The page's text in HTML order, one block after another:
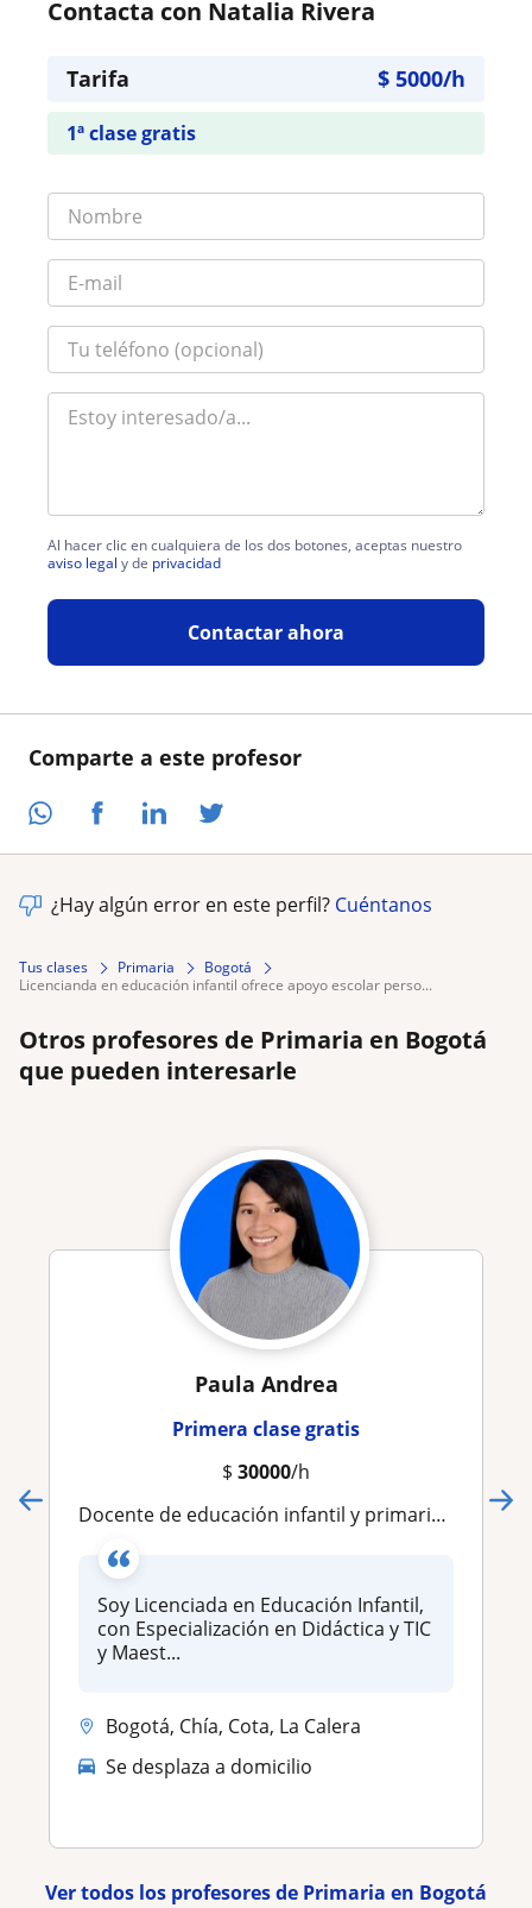
Comparte a este profesor
Contacta con Natalia Rivera
Tarifa $ 5000/h
1ª clase gratis
Al hacer clic en cualquiera de los dos botones, aceptas nuestro
aviso legal y de privacidad
Contactar ahora
¿Hay algún error en este perfil? Cuéntanos
Tus clases Primaria
Bogotá
licencianda en educación infantil ofrece apoyo escolar perso...
Otros profesores de Primaria en Bogotá
que pueden interesarle
Paula Andrea
Primera clase gratis
$ 30000/h
Docente de educación infantil y primaria con experiencia en refuerzo escolar
Soy Licenciada en Educación Infantil,
con Especialización en Didáctica y TIC
y Maest...
Bogotá, Chía, Cota, La Calera
Se desplaza a domicilio
Ver todos los profesores de Primaria en Bogotá